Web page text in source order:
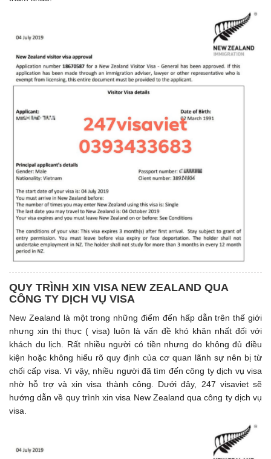
QUY TRÌNH XIN VISA NEW ZEALAND QUA
CÔNG TY DỊCH VỤ VISA
New Zealand là một trong những điểm đến hấp dẫn trên thế giới
nhưng xin thị thực ( visa) luôn là vấn đề khó khăn nhất đối với
khách du lịch. Rất nhiều người có tiền nhưng do không đủ điều
kiện hoặc không hiểu rõ quy định của cơ quan lãnh sự nên bị từ
chối cấp visa. Vì vậy, nhiều người đã tìm đến công ty dịch vụ visa
nhờ hỗ trợ và xin visa thành công. Dưới đây, 247 visaviet sẽ
hướng dẫn về quy trình xin visa New Zealand qua công ty dịch vụ
visa.